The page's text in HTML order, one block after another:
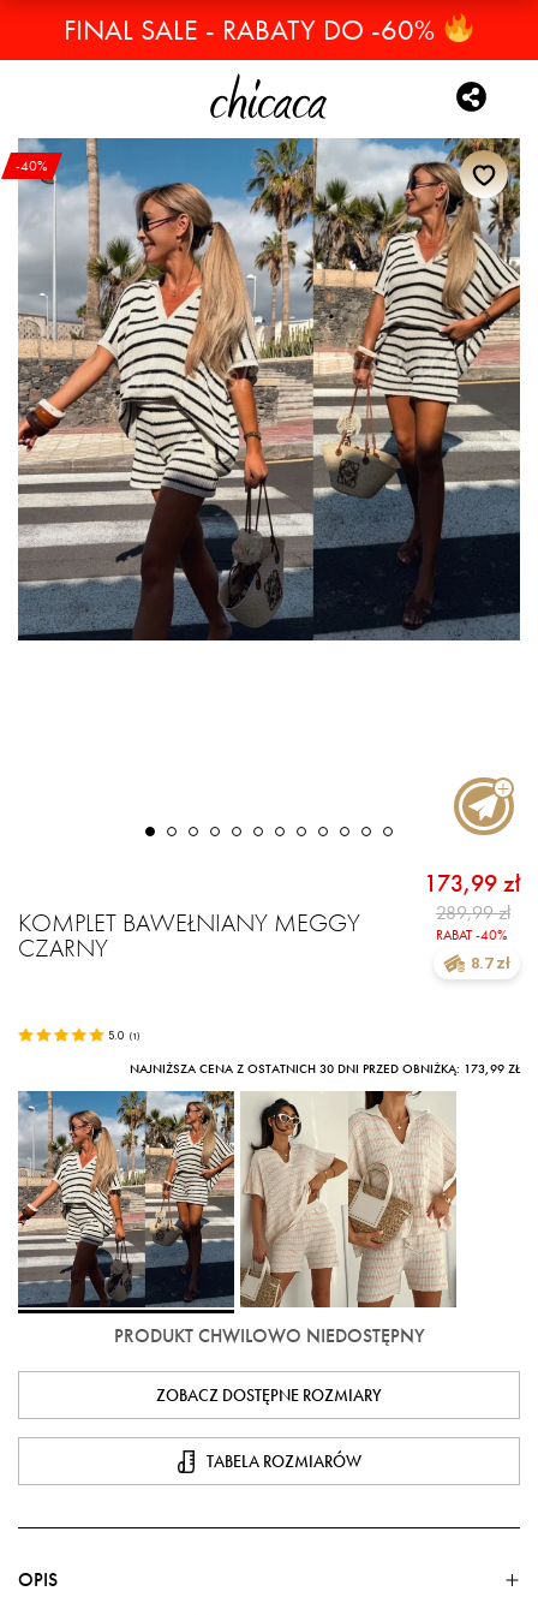
FINAL SALE - RABATY DO -60%
-40%
KOMPLET BAWEŁNIANY MEGGY
CZARNY
173,99 zł
RABAT -40%
289,99 zł
8.7 zł
5.0 (1)
NAJNIŻSZA CENA Z OSTATNICH 30 DNI PRZED OBNIŻKĄ: 173,99 ZŁ
PRODUKT CHWILOWO NIEDOSTĘPNY
ZOBACZ DOSTĘPNE ROZMIARY
TABELA ROZMIARÓW
OPIS